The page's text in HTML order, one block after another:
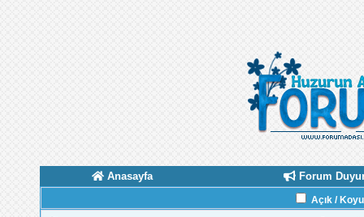
Anasayfa Forum
Açık /